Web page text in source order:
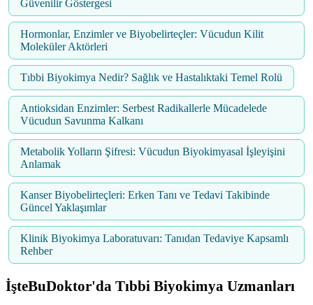
Güvenilir Göstergesi
Hormonlar, Enzimler ve Biyobelirteçler: Vücudun Kilit
Moleküler Aktörleri
Tıbbi Biyokimya Nedir? Sağlık ve Hastalıktaki Temel Rolü
Antioksidan Enzimler: Serbest Radikallerle Mücadelede
Vücudun Savunma Kalkanı
Metabolik Yolların Şifresi: Vücudun Biyokimyasal İşleyişini
Anlamak
Kanser Biyobelirteçleri: Erken Tanı ve Tedavi Takibinde
Güncel Yaklaşımlar
Klinik Biyokimya Laboratuvarı: Tanıdan Tedaviye Kapsamlı
Rehber
İşteBuDoktor'da Tıbbi Biyokimya Uzmanları